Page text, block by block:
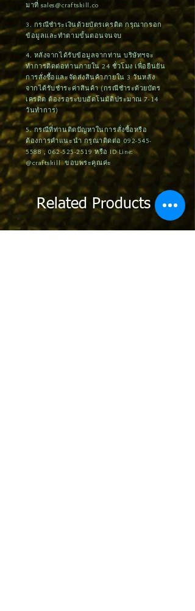
มาที่sales@craftskill.co
3. กรณีชำระเงินด้วยบัตรเครดิต กรุณากรอก
ข้อมูลและทำตามขั้นตอนจนจบ
4. หลังจากได้รับข้อมูลจากท่าน บริษัทฯจะ
ทำการติดต่อท่านภายใน 24 ชั่วโมง เพื่อยืนยัน
การสั่งซื้อและจัดส่งสินค้าภายใน 3 วันหลัง
จากได้รับชำระค่าสินค้า (กรณีชำระด้วยบัตร
เครดิต ต้องรอระบบอัตโนมัติประมาณ 7-14
วันทำการ)
5. กรณีที่ท่านติดปัญหาในการสั่งซื้อหรือ
ต้องการคำแนะนำ กรุณาติดต่อ 092-545-
5588, 062-525-2519 หรือ ID Line:
@craftskill ขอบพระคุณค่ะ
Related Products